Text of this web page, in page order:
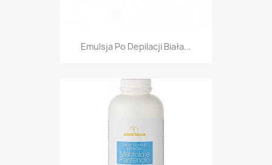
Emulsja Po Depilacji Biała...